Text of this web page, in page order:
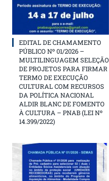
EDITAL DE CHAMAMENTO
PÚBLICO Nº 01/2026 –
MULTILINGUAGEM SELEÇÃO
DE PROJETOS PARA FIRMAR
TERMO DE EXECUÇÃO
CULTURAL COM RECURSOS
DA POLÍTICA NACIONAL
ALDIR BLANC DE FOMENTO
À CULTURA – PNAB (LEI Nº
14.399/2022)